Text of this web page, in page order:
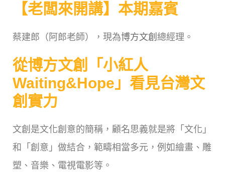
【老闆來開講】本期嘉賓
蔡建郎（阿郎老師），現為博方文創 總經理。
從博方文創「小紅人
Waiting&Hope」看見台灣文
創實力
文創是文化創意的簡稱，顧名思義就是將「文化」
和「創意」做結合，範疇相當多元，例如繪畫、雕
塑、音樂、電視電影等。